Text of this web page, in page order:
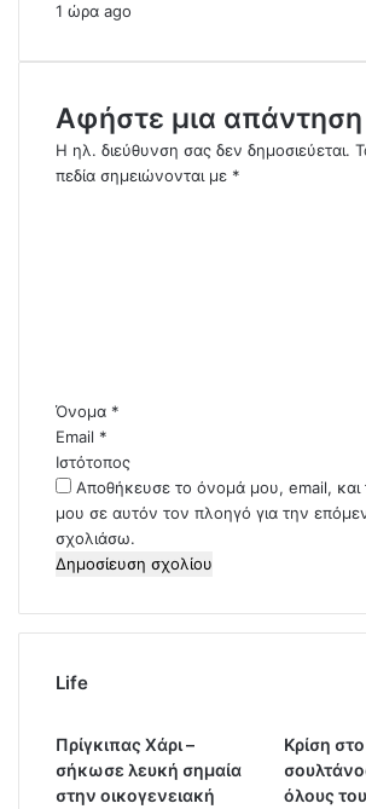
1 ώρα ago
Αφήστε μια απάντηση
Η ηλ. διεύθυνση σας δεν δημοσιεύεται.
πεδία σημειώνονται με *
Όνομα *
Email *
Ιστότοπος
Αποθήκευσε το όνομά μου, email, και
μου σε αυτόν τον πλοηγό για την
σχολιάσω.
Life
Πρίγκιπας Χάρι –
σήκωσε λευκή σημαία
στην οικογενειακή
Κρίση
όλους